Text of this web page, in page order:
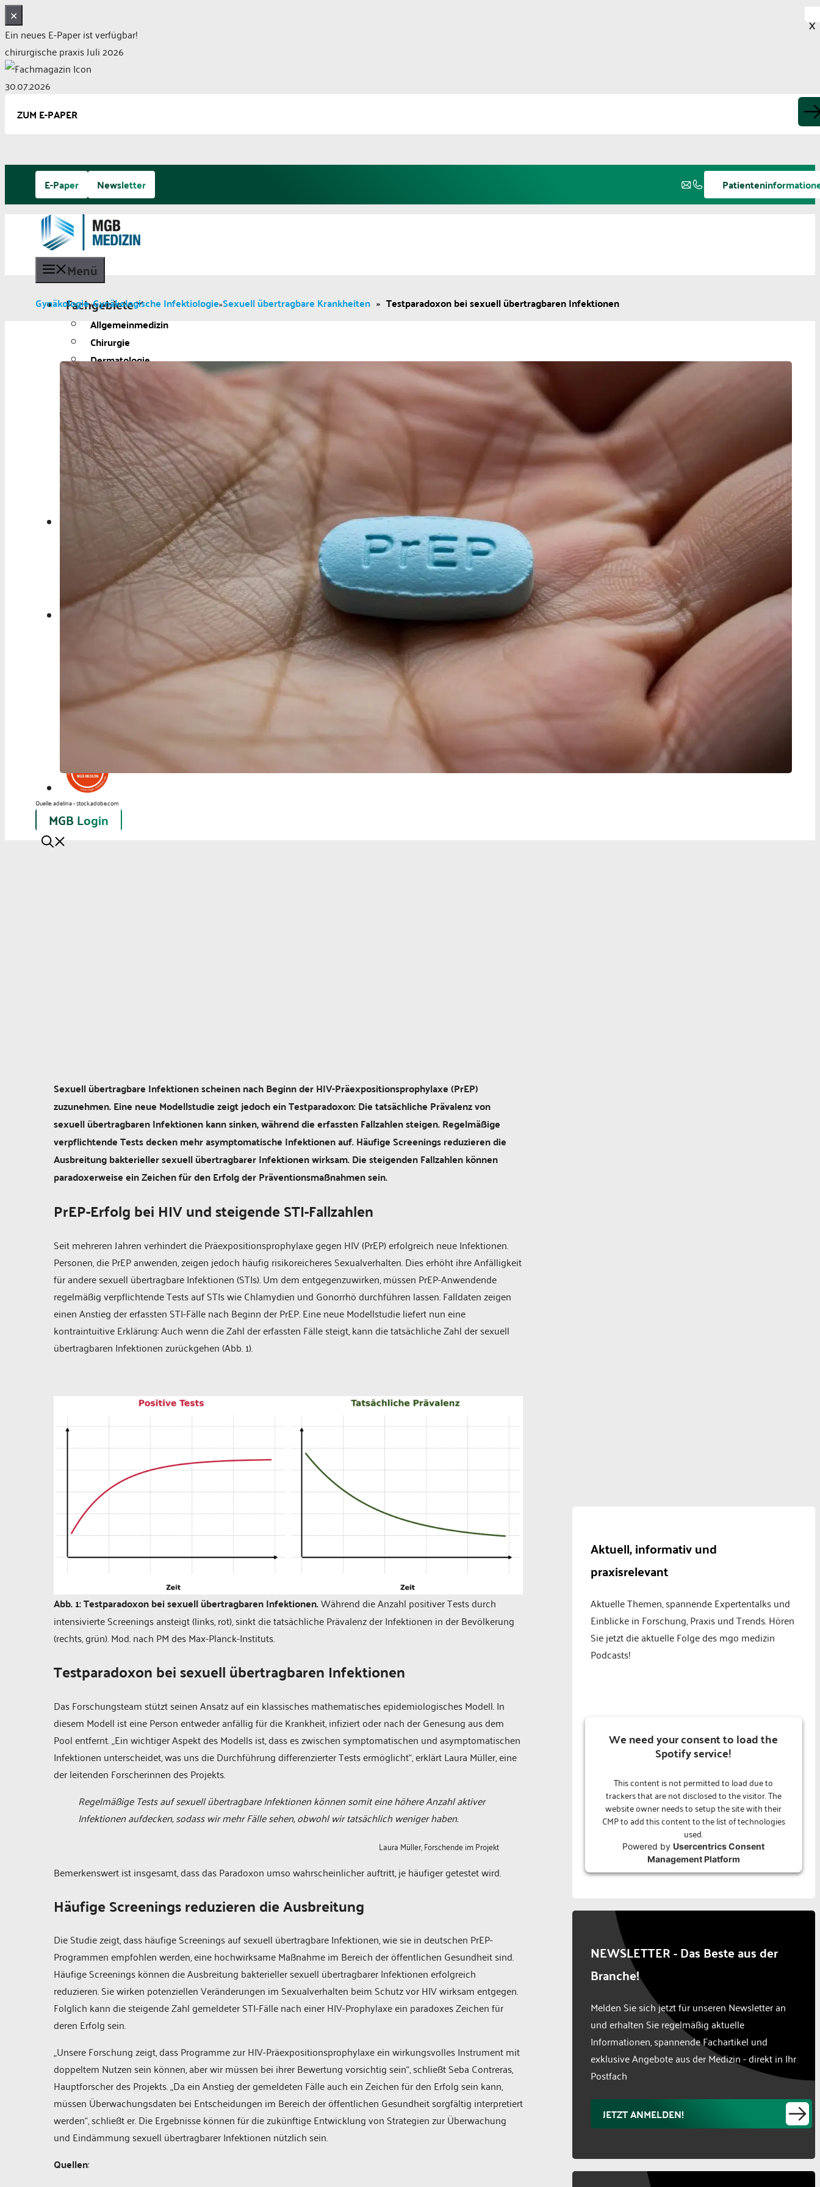
✕
Ein neues E-Paper ist verfügbar!
chirurgische praxis Juli 2026
30.07.2026
ZUM E-PAPER
springen
E-Paper Newsletter
Menü
Fachgebiete
Allgemeinmedizin
Chirurgie
Dermatologie
Diabetologie
Gynäkologie
Kardiologie
Neurologie und Psychiatrie
Onkologie
Ophthalmologie
Pädiatrie
Urologie
Berufspolitik
Personalia
Panorama
Service
Aus der Industrie
Videos
Podcast
Zahlen | Daten | Fakten
MGB Login
Gynäkologie»Gynäkologische Infektiologie»Sexuell übertragbare Krankheiten » Testparadoxon bei sexuell übertragbaren Infektionen
Quelle: adelina - stock.adobe.com
Sexuell übertragbare Infektionen scheinen nach Beginn der HIV-Präexpositionsprophylaxe (PrEP)
zuzunehmen. Eine neue Modellstudie zeigt jedoch ein Testparadoxon: Die tatsächliche Prävalenz von
sexuell übertragbaren Infektionen kann sinken, während die erfassten Fallzahlen steigen. Regelmäßige
verpflichtende Tests decken mehr asymptomatische Infektionen auf. Häufige Screenings reduzieren die
Ausbreitung bakterieller sexuell übertragbarer Infektionen wirksam. Die steigenden Fallzahlen können
paradoxerweise ein Zeichen für den Erfolg der Präventionsmaßnahmen sein.
PrEP-Erfolg bei HIV und steigende STI-Fallzahlen
Seit mehreren Jahren verhindert die Präexpositionsprophylaxe gegen HIV (PrEP) erfolgreich neue Infektionen.
Personen, die PrEP anwenden, zeigen jedoch häufig risikoreicheres Sexualverhalten. Dies erhöht ihre Anfälligkeit
für andere sexuell übertragbare Infektionen (STIs). Um dem entgegenzuwirken, müssen PrEP-Anwendende
regelmäßig verpflichtende Tests auf STIs wie Chlamydien und Gonorrhö durchführen lassen. Falldaten zeigen
einen Anstieg der erfassten STI-Fälle nach Beginn der PrEP. Eine neue Modellstudie liefert nun eine
kontraintuitive Erklärung: Auch wenn die Zahl der erfassten Fälle steigt, kann die tatsächliche Zahl der sexuell
übertragbaren Infektionen zurückgehen (Abb. 1).
Abb. 1: Testparadoxon bei sexuell übertragbaren Infektionen.Während die Anzahl positiver Tests durch
intensivierte Screenings ansteigt (links, rot), sinkt die tatsächliche Prävalenz der Infektionen in der Bevölkerung
(rechts, grün). Mod. nach PM des Max-Planck-Instituts.
Testparadoxon bei sexuell übertragbaren Infektionen
Das Forschungsteam stützt seinen Ansatz auf ein klassisches mathematisches epidemiologisches Modell. In
diesem Modell ist eine Person entweder anfällig für die Krankheit, infiziert oder nach der Genesung aus dem
Pool entfernt. „Ein wichtiger Aspekt des Modells ist, dass es zwischen symptomatischen und asymptomatischen
Infektionen unterscheidet, was uns die Durchführung differenzierter Tests ermöglicht“, erklärt Laura Müller, eine
der leitenden Forscherinnen des Projekts.
Regelmäßige Tests auf sexuell übertragbare Infektionen können somit eine höhere Anzahl aktiver
Infektionen aufdecken, sodass wir mehr Fälle sehen, obwohl wir tatsächlich weniger haben.
Laura Müller, Forschende im Projekt
Bemerkenswert ist insgesamt, dass das Paradoxon umso wahrscheinlicher auftritt, je häufiger getestet wird.
Häufige Screenings reduzieren die Ausbreitung
Die Studie zeigt, dass häufige Screenings auf sexuell übertragbare Infektionen, wie sie in deutschen PrEP-
Programmen empfohlen werden, eine hochwirksame Maßnahme im Bereich der öffentlichen Gesundheit sind.
Häufige Screenings können die Ausbreitung bakterieller sexuell übertragbarer Infektionen erfolgreich
reduzieren. Sie wirken potenziellen Veränderungen im Sexualverhalten beim Schutz vor HIV wirksam entgegen.
Folglich kann die steigende Zahl gemeldeter STI-Fälle nach einer HIV-Prophylaxe ein paradoxes Zeichen für
deren Erfolg sein.
„Unsere Forschung zeigt, dass Programme zur HIV-Präexpositionsprophylaxe ein wirkungsvolles Instrument mit
doppeltem Nutzen sein können, aber wir müssen bei ihrer Bewertung vorsichtig sein“, schließt Seba Contreras,
Hauptforscher des Projekts. „Da ein Anstieg der gemeldeten Fälle auch ein Zeichen für den Erfolg sein kann,
müssen Überwachungsdaten bei Entscheidungen im Bereich der öffentlichen Gesundheit sorgfältig interpretiert
werden“, schließt er. Die Ergebnisse können für die zukünftige Entwicklung von Strategien zur Überwachung
und Eindämmung sexuell übertragbarer Infektionen nützlich sein.
Quellen:
Aktuell, informativ und
praxisrelevant
Aktuelle Themen, spannende Expertentalks und
Einblicke in Forschung, Praxis und Trends. Hören
Sie jetzt die aktuelle Folge des mgo medizin
Podcasts!
We need your consent to load the
Spotify service!
This content is not permitted to load due to
trackers that are not disclosed to the visitor. The
website owner needs to setup the site with their
CMP to add this content to the list of technologies
used.
Powered byUsercentrics Consent
Management Platform
NEWSLETTER - Das Beste aus der
Branche!
Melden Sie sich jetzt für unseren Newsletter an
und erhalten Sie regelmäßig aktuelle
Informationen, spannende Fachartikel und
exklusive Angebote aus der Medizin - direkt in Ihr
Postfach
JETZT ANMELDEN!
X